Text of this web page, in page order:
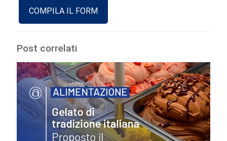
COMPILA IL FORM
Post correlati